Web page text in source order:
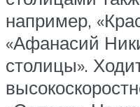
например,
«Афанасий
столицы».